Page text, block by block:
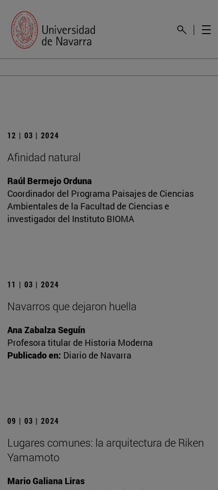
12 | 03 | 2024
Afinidad natural
Raúl Bermejo Orduna
Coordinador del Programa Paisajes de Ciencias
Ambientales de la Facultad de Ciencias e
investigador del Instituto BIOMA
11 | 03 | 2024
Navarros que dejaron huella
Ana Zabalza Seguín
Profesora titular de Historia Moderna
Publicado en: Diario de Navarra
09 | 03 | 2024
Lugares comunes: la arquitectura de Riken
Yamamoto
Mario Galiana Liras